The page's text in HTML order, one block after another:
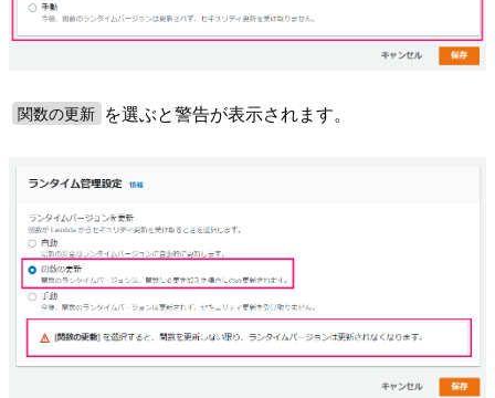
関数の更新 を選ぶと警告が表示されます。